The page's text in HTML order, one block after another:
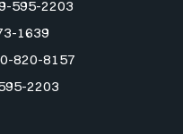
595-2203
1639
820-8157
2203